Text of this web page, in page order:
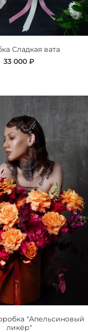
Сладкая вата
33 000 ₽
"Апельсиновый
ликёр"